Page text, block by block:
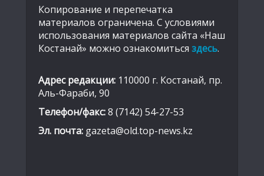
Копирование и перепечатка
материалов ограничена. С условиями
использования материалов сайта «Наш
Костанай» можно ознакомиться здесь.
Адрес редакции: 110000 г. Костанай, пр.
Аль-Фараби, 90
Телефон/факс:8 (7142) 54-27-53
Эл. почта: gazeta@old.top-news.kz